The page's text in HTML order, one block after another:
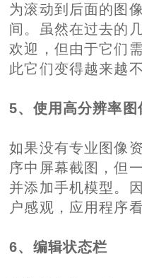
为滚动到后面的图
间。虽然在过去的
欢迎，但由于它们
此它们变得越来越
5、使用高分辨率图
如果没有专业图像
序中屏幕截图，但
并添加手机模型。
户感观，应用程序
6、编辑状态栏